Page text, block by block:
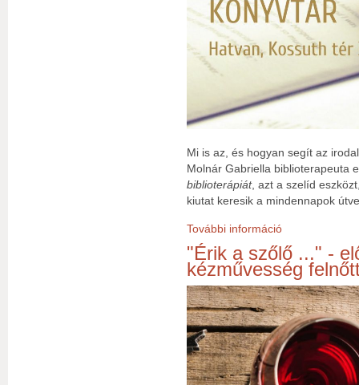
Mi is az, és hogyan segít az
Molnár Gabriella biblioterapeuta
biblioterápiát, azt a szelíd
kiutat keresik a mindennapok
További információ
"Érik a szőlő ..." -
kézművesség